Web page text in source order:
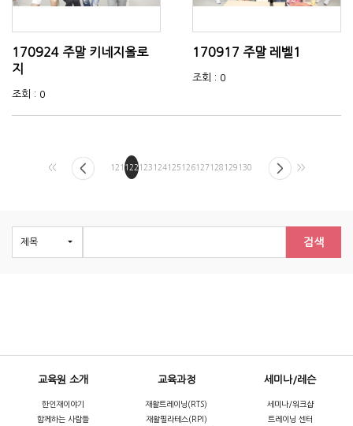
170924 주말 키네지올로
지
조회 : 0
170917 주말 레벨1
조회 : 0
<< 121122123 124125 126127 128 129 130 >>
검색
교육원 소개
한인재이야기
함께하는 사람들
교육과정
재활트레이닝(RTS)
재활필라테스(RPI)
세미나/레슨
세미나/워크샵
트레이닝 센터